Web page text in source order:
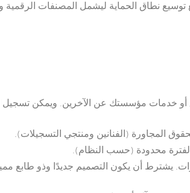
الحكومية في أبريل 2023 لاستطلاع آراء المعنيين، مع توسيع نطاق الحماية ليشمل المصنفات
أو خدمات مؤسستك عن الآخرين. ويمكن تسجيل
المجاورة (الفنانين ومنتجي التسجيلات).
لفترة محدودة (حسب النظام).
يشترط أن يكون التصميم جديدًا وذو طابع